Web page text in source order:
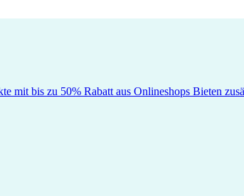
mit bis zu 50% Rabatt aus Onlineshops Bieten